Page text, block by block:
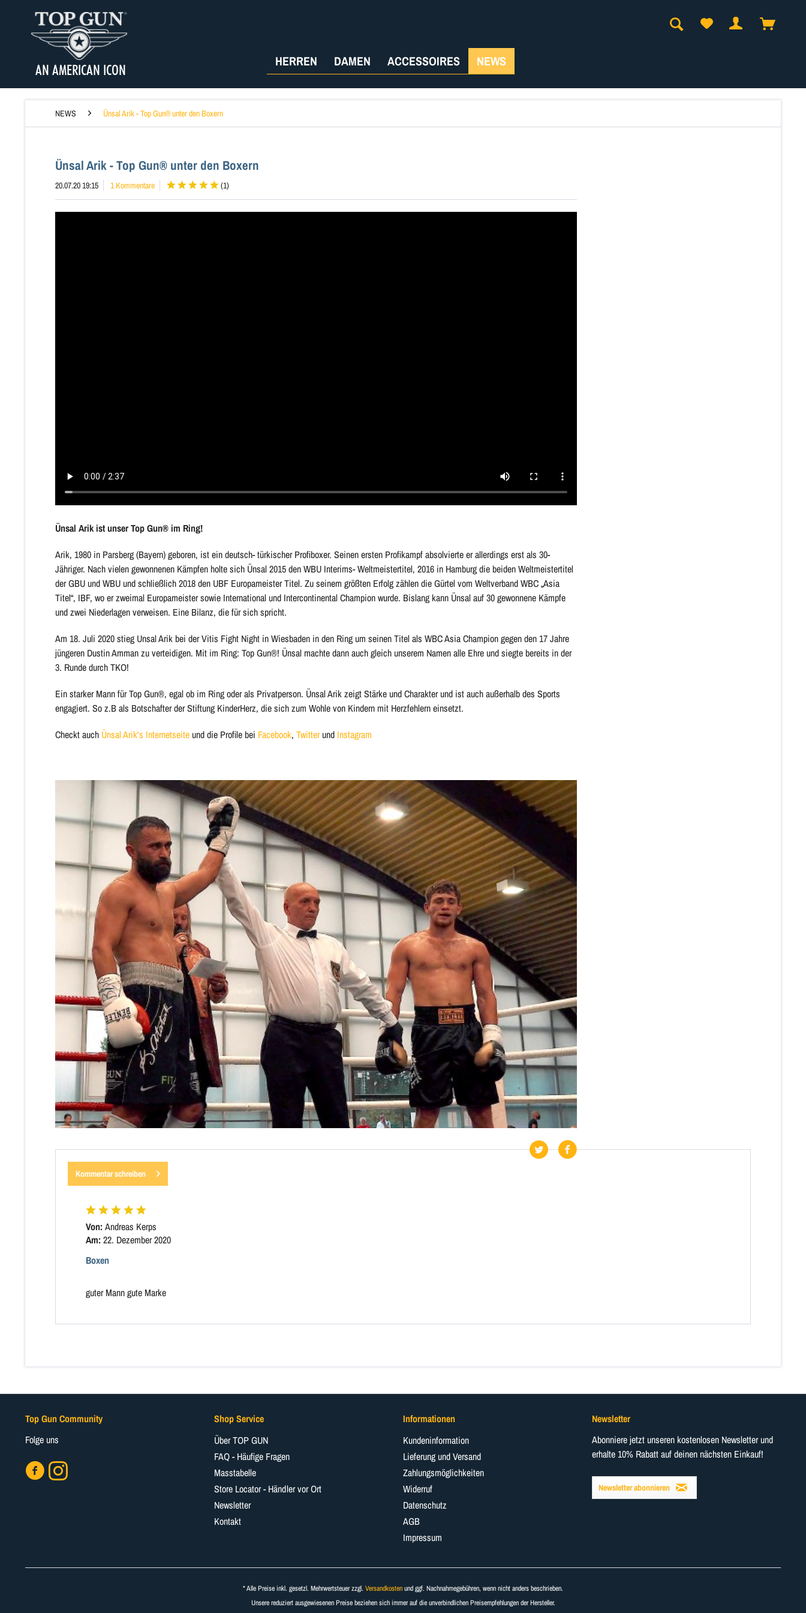
AN AMERICAN ICON
HERREN DAMEN ACCESSOIRES NEWS
NEWS Ünsal Arik - Top Gun® unter den Boxern
Ünsal Arik - Top Gun® unter den Boxern
20.07.20 19:15 1 Kommentare (1)
Ünsal Arik ist unser Top Gun® im Ring!
Arik, 1980 in Parsberg (Bayern) geboren, ist ein deutsch- türkischer Profiboxer. Seinen ersten Profikampf absolvierte er allerdings erst als 30-
Jähriger. Nach vielen gewonnenen Kämpfen holte sich Ünsal 2015 den WBU Interims- Weltmeistertitel, 2016 in Hamburg die beiden Weltmeistertitel
der GBU und WBU und schließlich 2018 den UBF Europameister Titel. Zu seinem größten Erfolg zählen die Gürtel vom Weltverband WBC „Asia
Titel“, IBF, wo er zweimal Europameister sowie International und Intercontinental Champion wurde. Bislang kann Ünsal auf 30 gewonnene Kämpfe
und zwei Niederlagen verweisen. Eine Bilanz, die für sich spricht.
Am 18. Juli 2020 stieg Unsal Arik bei der Vitis Fight Night in Wiesbaden in den Ring um seinen Titel als WBC Asia Champion gegen den 17 Jahre
jüngeren Dustin Amman zu verteidigen. Mit im Ring: Top Gun®! Ünsal machte dann auch gleich unserem Namen alle Ehre und siegte bereits in der
3. Runde durch TKO!
Ein starker Mann für Top Gun®, egal ob im Ring oder als Privatperson. Ünsal Arik zeigt Stärke und Charakter und ist auch außerhalb des Sports
engagiert. So z.B als Botschafter der Stiftung KinderHerz, die sich zum Wohle von Kindern mit Herzfehlern einsetzt.
Checkt auch Ünsal Arik's Internetseite und die Profile bei Facebook, Twitterund Instagram
Kommentar schreiben
Von: Andreas Kerps
Am: 22. Dezember 2020
Boxen
guter Mann gute Marke
Top Gun Community
Folge uns
Shop Service
Über TOP GUN
FAQ - Häufige Fragen
Masstabelle
Store Locator - Händler vor Ort
Newsletter
Kontakt
Informationen
Kundeninformation
Lieferung und Versand
Zahlungsmöglichkeiten
Widerruf
Datenschutz
AGB
Impressum
Newsletter
Abonniere jetzt unseren kostenlosen Newsletter und
erhalte 10% Rabatt auf deinen nächsten Einkauf!
Newsletter abonnieren
* Alle Preise inkl. gesetzl. Mehrwertsteuer zzgl. Versandkostenund ggf. Nachnahmegebühren, wenn nicht anders beschrieben.
Unsere reduziert ausgewiesenen Preise beziehen sich immer auf die unverbindlichen Preisempfehlungen der Hersteller.